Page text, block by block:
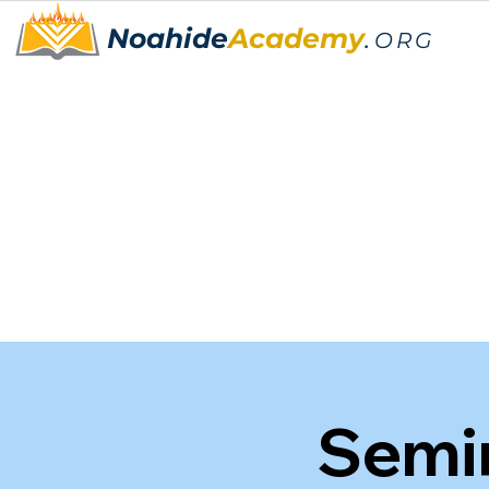
NoahideAcademy. ORG